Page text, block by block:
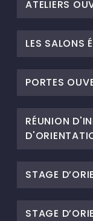
ATELIERS
LES SALONS
PORTES
RÉUNION
STAGE
STAGE